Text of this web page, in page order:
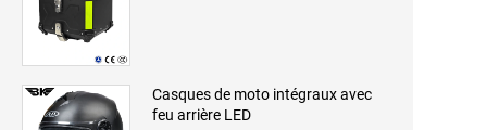
Casques de moto intégraux avec
feu arrière LED